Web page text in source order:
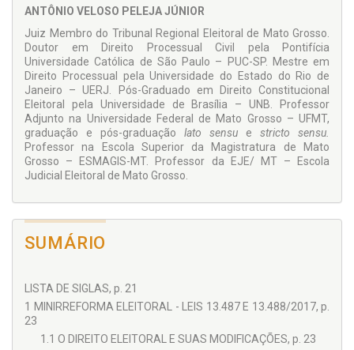
financiamento de campanha, domicílio eleitoral, ação de
desfiliação partidária e justa causa, candidaturas femininas:
cotas e fundo partidário destinado ao financiamento das
campanhas eleitorais, candidaturas avulsas, dentre outros.
Ao mesmo tempo, faz-se análise das alterações eleitorais
procedidas pelas Leis 13.487/2017, 13.488/2017 e
13.165/2015, que alteraram alguns importantes temas de
nosso “sistema” normativo eleitoral – compreendido como a
própria Constituição Federal, Código Eleitoral, Lei das
Eleições, Lei dos Partidos Políticos e Lei das Inelegibilidades.
A finalidade da obra é manter a atualização do
ANTÔNIO VELOSO PELEJA JÚNIOR
Juiz Membro do Tribunal Regional Eleitoral de Mato Grosso.
Doutor em Direito Processual Civil pela Pontifícia
Universidade Católica de São Paulo – PUC-SP. Mestre em
Direito Processual pela Universidade do Estado do Rio de
Janeiro – UERJ. Pós-Graduado em Direito Constitucional
Eleitoral pela Universidade de Brasília – UNB. Professor
Adjunto na Universidade Federal de Mato Grosso – UFMT,
graduação e pós-graduação lato sensu e stricto sensu.
Professor na Escola Superior da Magistratura de Mato
Grosso – ESMAGIS-MT. Professor da EJE/ MT – Escola
Judicial Eleitoral de Mato Grosso.
SUMÁRIO
LISTA DE SIGLAS, p. 21
1 MINIRREFORMA ELEITORAL - LEIS 13.487 E 13.488/2017, p.
23
1.1 O DIREITO ELEITORAL E SUAS MODIFICAÇÕES, p. 23